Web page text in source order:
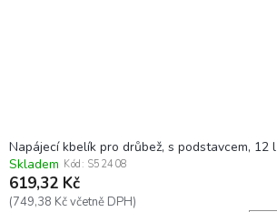
Napájecí kbelík pro drůbež, s podstavcem, 12 l
Skladem Kód: S52408
619,32 Kč
(749,38 Kč včetně DPH)